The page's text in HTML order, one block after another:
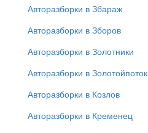
Авторазборки в Збараж
Авторазборки в Зборов
Авторазборки в Золотники
Авторазборки в Золотойпоток
Авторазборки в Козлов
Авторазборки в Кременец